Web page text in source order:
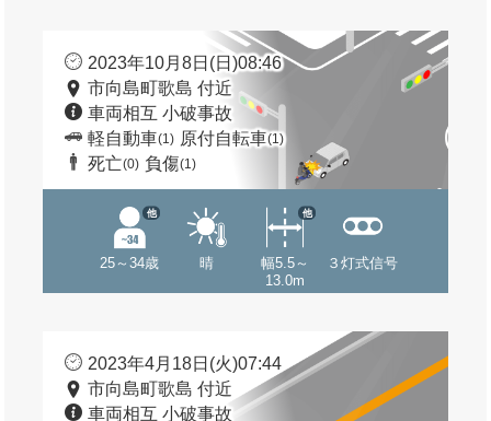
2023年10月8日(日)08:46
市向島町歌島 付近
車両相互 小破事故
軽自動車(1) 原付自転車(1)
死亡(0) 負傷(1)
25～34歳
他
晴
幅5.5～
13.0m
他
３灯式信号
2023年4月18日(火)07:44
市向島町歌島 付近
車両相互 小破事故